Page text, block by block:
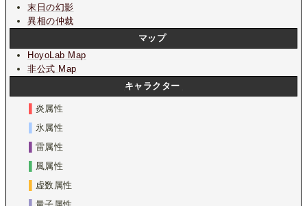
末日の幻影
異相の仲裁
マップ
HoyoLab Map
非公式 Map
キャラクター
炎属性
氷属性
雷属性
風属性
虚数属性